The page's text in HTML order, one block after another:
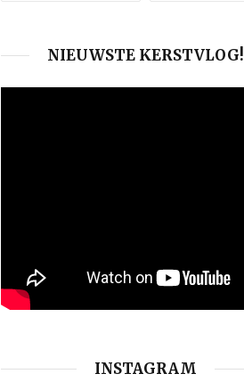
NIEUWSTE KERSTVLOG!
INSTAGRAM